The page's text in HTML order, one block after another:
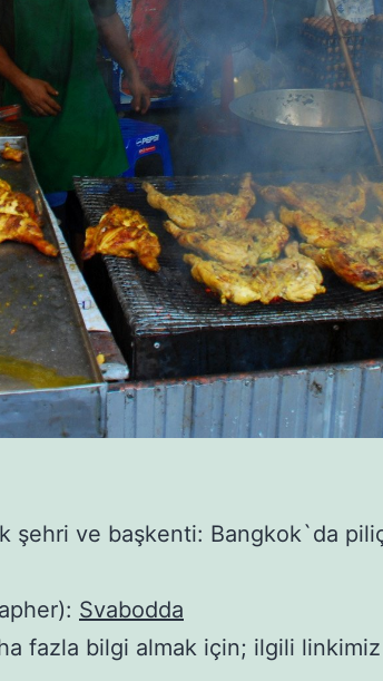
şehri ve başkenti: Bangkok`da
Svabodda
fazla bilgi almak için; ilgili